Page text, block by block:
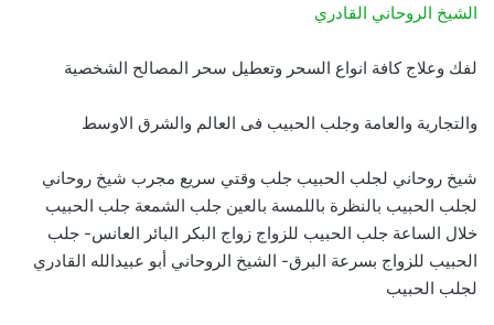
الشيخ الروحاني القادري
لفك وعلاج كافة انواع السحر وتعطيل سحر المصالح الشخصية
والتجارية والعامة وجلب الحبيب فى العالم والشرق الاوسط
شيخ روحاني لجلب الحبيب جلب وقتي سريع مجرب شيخ روحاني
لجلب الحبيب بالنظرة باللمسة بالعين جلب الشمعة جلب الحبيب
خلال الساعة جلب الحبيب للزواج زواج البكر البائر العانس- جلب
الحبيب للزواج بسرعة البرق- الشيخ الروحاني أبو عبيدالله القادري
لجلب الحبيب